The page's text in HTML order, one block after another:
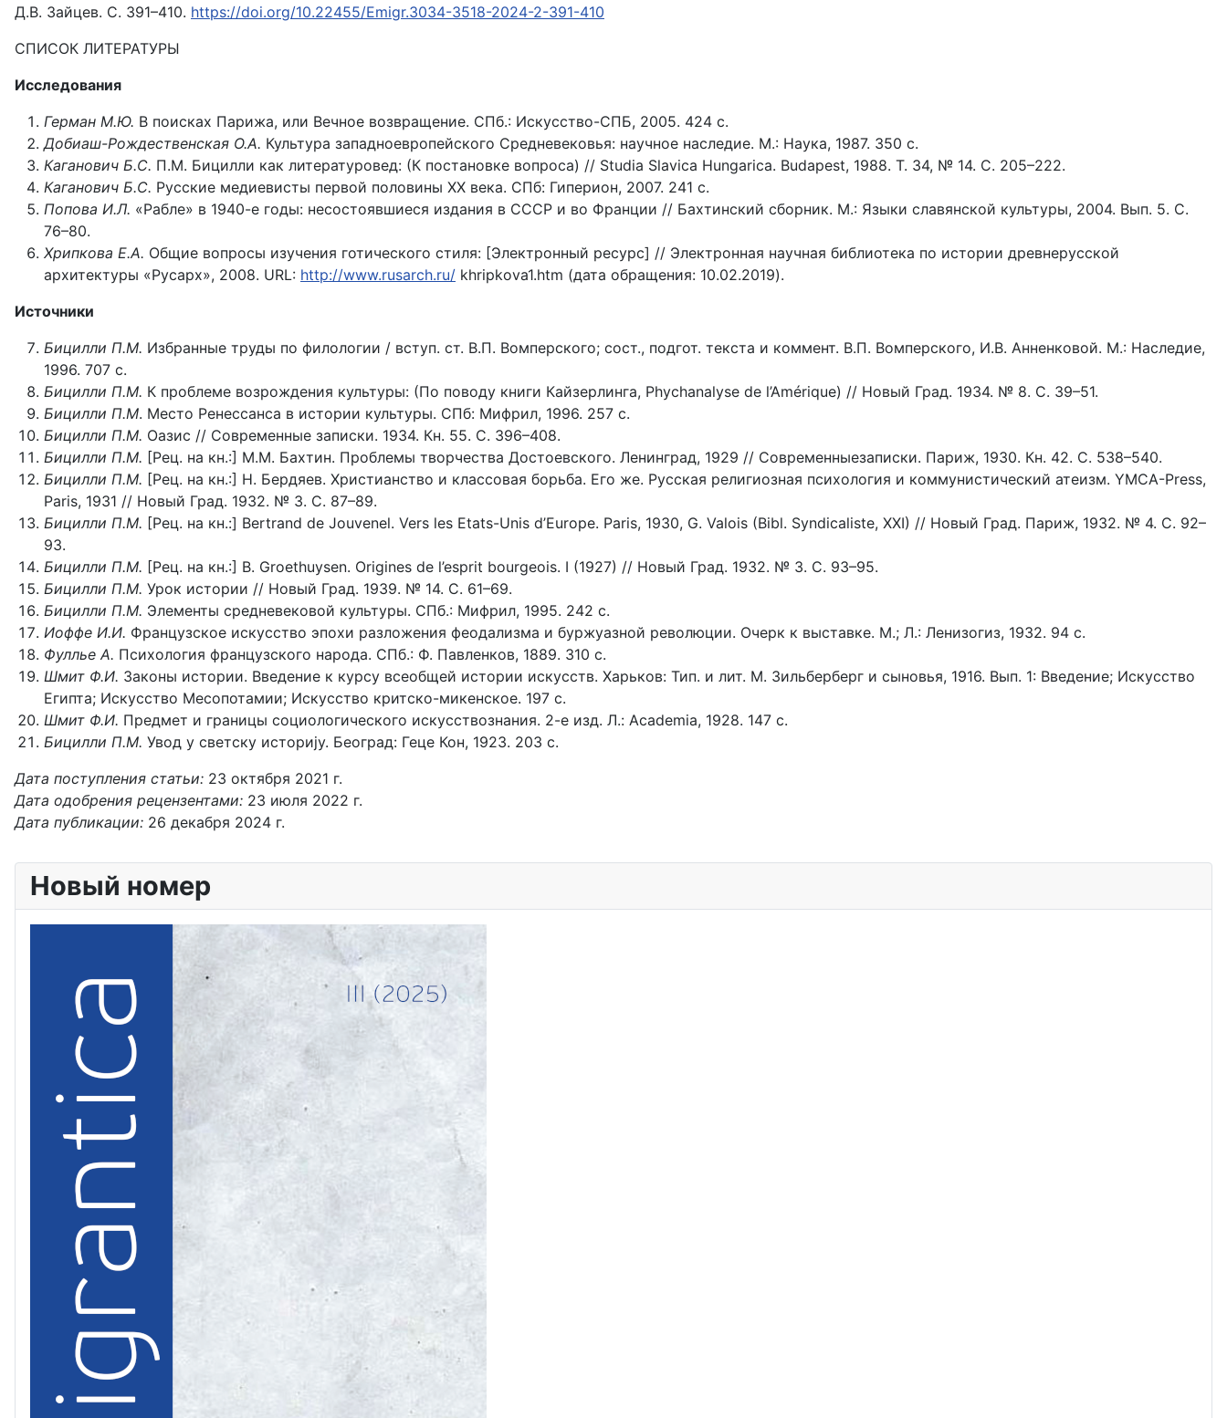
Д.В. Зайцев. С. 391–410. https://doi.org/10.22455/Emigr.3034-3518-2024-2-391-410
СПИСОК ЛИТЕРАТУРЫ
Исследования
Герман М.Ю. В поисках Парижа, или Вечное возвращение. СПб.: Искусство-СПБ, 2005. 424 с.
Добиаш-Рождественская О.А. Культура западноевропейского Средневековья: научное наследие. М.: Наука, 1987. 350 с.
Каганович Б.С. П.М. Бицилли как литературовед: (К постановке вопроса) // Studia Slavica Hungarica. Budapest, 1988. T. 34, № 14. С. 205–222.
Каганович Б.С. Русские медиевисты первой половины XX века. СПб: Гиперион, 2007. 241 с.
Попова И.Л. «Рабле» в 1940-е годы: несостоявшиеся издания в СССР и во Франции // Бахтинский сборник. М.: Языки славянской культуры, 2004. Вып. 5. C.
76–80.
Хрипкова Е.А. Общие вопросы изучения готического стиля: [Электронный ресурс] // Электронная научная библиотека по истории древнерусской
архитектуры «Русарх», 2008. URL: http://www.rusarch.ru/ khripkova1.htm (дата обращения: 10.02.2019).
Источники
Бицилли П.М. Избранные труды по филологии / вступ. ст. В.П. Вомперского; сост., подгот. текста и коммент. В.П. Вомперского, И.В. Анненковой. М.: Наследие,
1996. 707 с.
Бицилли П.М. К проблеме возрождения культуры: (По поводу книги Кайзерлинга, Phychanalyse de l’Amérique) // Новый Град. 1934. № 8. С. 39–51.
Бицилли П.М. Место Ренессанса в истории культуры. СПб: Мифрил, 1996. 257 с.
Бицилли П.М. Оазис // Современные записки. 1934. Кн. 55. С. 396–408.
Бицилли П.М. [Рец. на кн.:] М.М. Бахтин. Проблемы творчества Достоевского. Ленинград, 1929 // Современныезаписки. Париж, 1930. Кн. 42. С. 538–540.
Бицилли П.М. [Рец. на кн.:] Н. Бердяев. Христианство и классовая борьба. Его же. Русская религиозная психология и коммунистический атеизм. YMCA-Press,
Paris, 1931 // Новый Град. 1932. № 3. С. 87–89.
Бицилли П.М. [Рец. на кн.:] Bertrand de Jouvenel. Vers les Etats-Unis d’Europe. Paris, 1930, G. Valois (Bibl. Syndicaliste, XXI) // Новый Град. Париж, 1932. № 4. С. 92–
93.
Бицилли П.М. [Рец. на кн.:] В. Groethuysen. Origines de l’esprit bourgeois. I (1927) // Новый Град. 1932. № 3. С. 93–95.
Бицилли П.М. Урок истории // Новый Град. 1939. № 14. С. 61–69.
Бицилли П.М. Элементы средневековой культуры. СПб.: Мифрил, 1995. 242 с.
Иоффе И.И. Французское искусство эпохи разложения феодализма и буржуазной революции. Очерк к выставке. М.; Л.: Ленизогиз, 1932. 94 с.
Фуллье А. Психология французского народа. СПб.: Ф. Павленков, 1889. 310 с.
Шмит Ф.И. Законы истории. Введение к курсу всеобщей истории искусств. Харьков: Тип. и лит. М. Зильберберг и сыновья, 1916. Вып. 1: Введение; Искусство
Египта; Искусство Месопотамии; Искусство критско-микенское. 197 с.
Шмит Ф.И. Предмет и границы социологического искусствознания. 2-е изд. Л.: Academia, 1928. 147 с.
Бицилли П.М. Увод у светску историjу. Београд: Геце Кон, 1923. 203 с.
Дата поступления статьи: 23 октября 2021 г.
Дата одобрения рецензентами: 23 июля 2022 г.
Дата публикации: 26 декабря 2024 г.
Новый номер